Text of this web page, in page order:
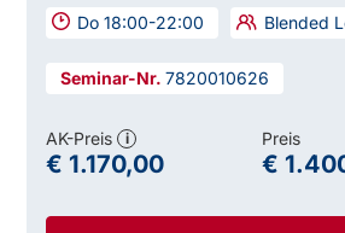
Do 18:00-22:00 Blended
7820010626
AK-Preis i
€ 1.170,00
Preis
€